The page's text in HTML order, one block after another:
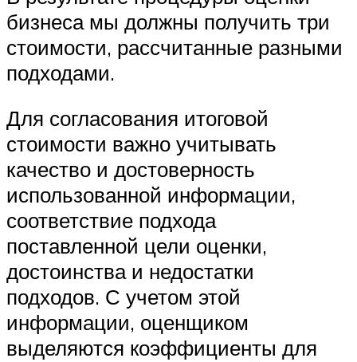
бизнеса мы должны получить три
стоимости, рассчитанные разными
подходами.
Для согласования итоговой
стоимости важно учитывать
качество и достоверность
использованной информации,
соответствие подхода
поставленной цели оценки,
достоинства и недостатки
подходов. С учетом этой
информации, оценщиком
выделяются коэффициенты для